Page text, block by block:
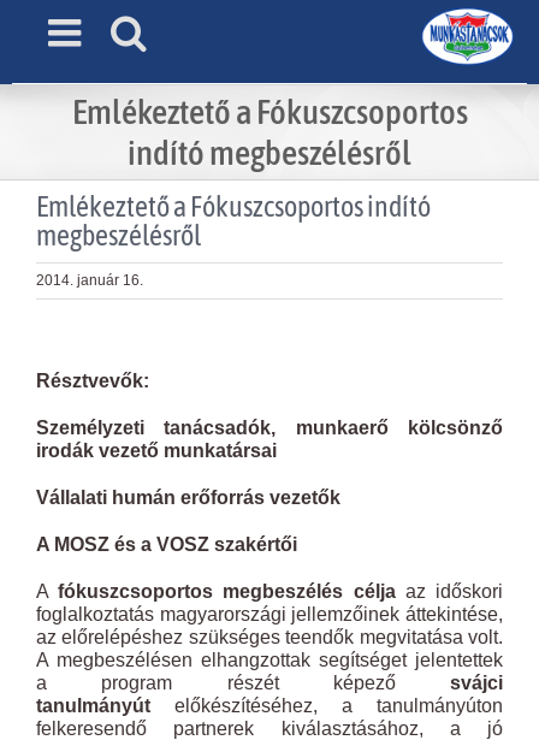
Emlékeztető a Fókuszcsoportos
indító megbeszélésről
Emlékeztető a Fókuszcsoportos indító
megbeszélésről
2014. január 16.
Image
Résztvevők:
Személyzeti tanácsadók, munkaerő kölcsönző
irodák vezető munkatársai
Vállalati humán erőforrás vezetők
A MOSZ és a VOSZ szakértői
Afókuszcsoportos megbeszélés célja az időskori
foglalkoztatás magyarországi jellemzőinek áttekintése,
az előrelépéshez szükséges teendők megvitatása volt.
A megbeszélésen elhangzottak segítséget jelentettek
a program részét képező svájci
tanulmányút előkészítéséhez, a tanulmányúton
felkeresendő partnerek kiválasztásához, a jó